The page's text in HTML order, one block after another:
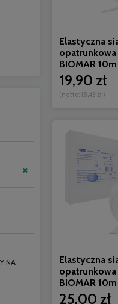
NA
Elastyczna
opatrunkowa
BIOMAR 10m
19,90 zł
(netto: 18,43 zł )
Elastyczna
opatrunkowa
BIOMAR 10m
25,00 zł